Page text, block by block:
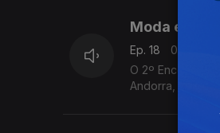
Moda e
Ep. 18
08 mai.
O 2º Encontro
Andorra, José